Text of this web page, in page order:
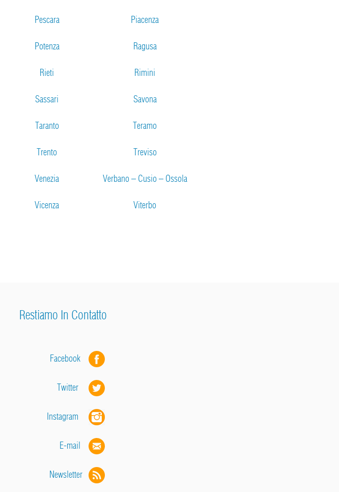
Pescara Piacenza
Potenza Ragusa
Rieti Rimini
Sassari Savona
Taranto Teramo
Trento Treviso
Venezia Verbano – Cusio – Ossola
Vicenza Viterbo
Restiamo In Contatto
Facebook
Twitter
Instagram
E-mail
Newsletter